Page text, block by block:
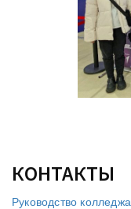
КОНТАКТЫ
Руководство колледжа